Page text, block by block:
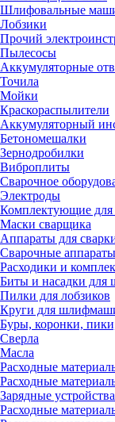
Шлифовальные
Лобзики
Прочий
Пылесосы
Аккумуляторные
Точила
Мойки
Краскораспылители
Аккумуляторный
Бетономешалки
Зернодробилки
Виброплиты
Сварочное
Электроды
Комплектующие для
Маски сварщика
Аппараты для
Сварочные
Расходики и
Биты и насадки для
Пилки для лобзиков
Круги для
Буры, коронки,
Сверла
Масла
Расходные
Расходные
Зарядные
Расходные